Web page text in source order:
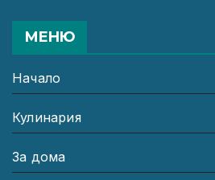
МЕНЮ
Начало
Кулинария
За дома